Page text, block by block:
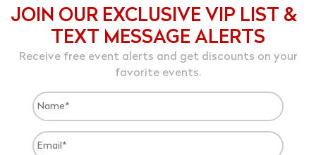
JOIN OUR EXCLUSIVE VIP LIST &
TEXT MESSAGE ALERTS
Receive free event alerts and get discounts on your
favorite events.